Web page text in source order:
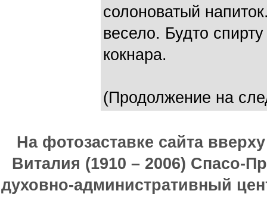
солоноватый
весело. Будто
кокнара.
(Продолжение на
На фотозаставке сайта
Виталия (1910 – 2006) Спасо-
духовно-административный